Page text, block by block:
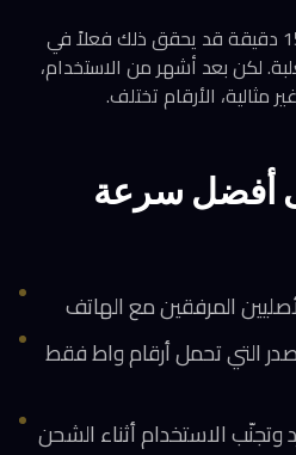
هاتف يدّعي شحن 50% في 15 دقيقة قد يحقق ذلك فعلاً في
لكن بعد أشهر من الاستخدام،
مثالية، الأرقام تختلف.
أفضل سرعة
المرفقين مع الهاتف
التي تحمل أرقام واط فقط
الاستخدام أثناء الشحن